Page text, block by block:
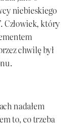
niebieskiego
Człowiek, który
chwilę był
nadałem
to, co trzeba